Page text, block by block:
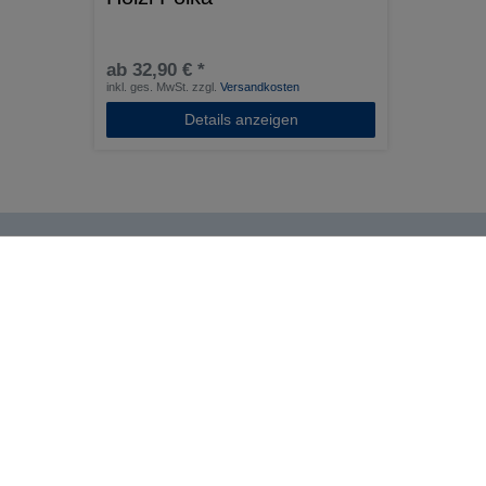
ab 32,90 € *
inkl. ges. MwSt. zzgl.Versandkosten
Details anzeigen